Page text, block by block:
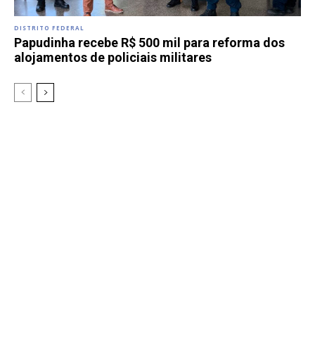
DISTRITO FEDERAL
Papudinha recebe R$ 500 mil para reforma dos
alojamentos de policiais militares